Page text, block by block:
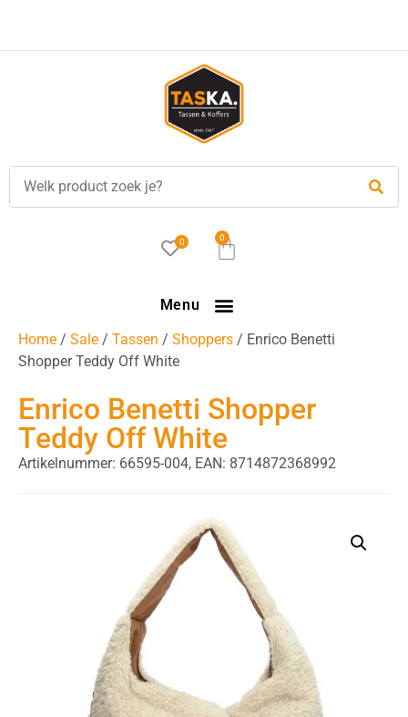
besteld, is vandaag verzonden!
0 0
Menu
Home / Sale / Tassen / Shoppers / Enrico Benetti
Shopper Teddy Off White
Enrico Benetti Shopper
Teddy Off White
Artikelnummer: 66595-004, EAN: 8714872368992